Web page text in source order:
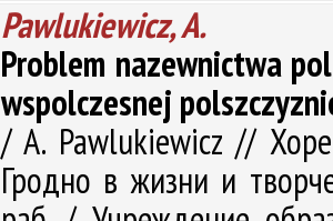
Pawlukiewicz, A.
Problem nazewnictwa
wspolczesnej
/ A. Pawlukiewicz //
Гродно в жизни и